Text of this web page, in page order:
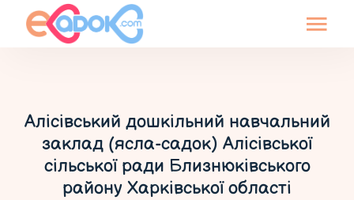
Алісівський дошкільний навчальний
заклад (ясла-садок) Алісівської
сільської ради Близнюківського
району Харківської області